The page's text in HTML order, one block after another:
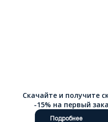
Скачайте и получите
-15% на первый
Подробнее